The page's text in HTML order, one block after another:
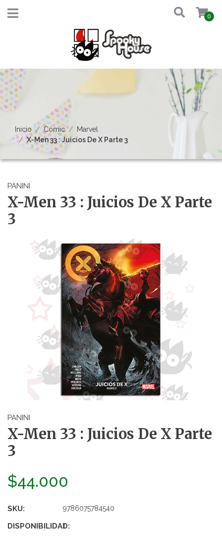
0
Inicio Cómic
Marvel
X-Men 33 : Juicios De X Parte 3
PANINI
X-Men 33 : Juicios De X Parte
3
PANINI
X-Men 33 : Juicios De X Parte
3
$44.000
SKU: 9786075784540
DISPONIBILIDAD:
1